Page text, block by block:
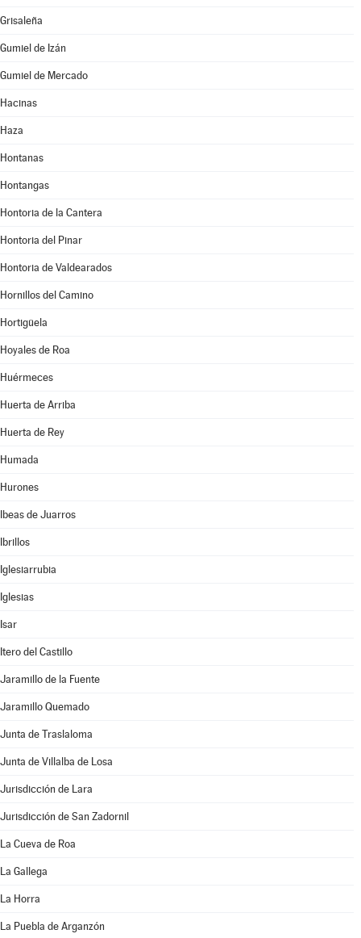
Grisaleña
Gumiel de Izán
Gumiel de Mercado
Hacinas
Haza
Hontanas
Hontangas
Hontoria de la Cantera
Hontoria del Pinar
Hontoria de Valdearados
Hornillos del Camino
Hortigüela
Hoyales de Roa
Huérmeces
Huerta de Arriba
Huerta de Rey
Humada
Hurones
Ibeas de Juarros
Ibrillos
Iglesiarrubia
Iglesias
Isar
Itero del Castillo
Jaramillo de la Fuente
Jaramillo Quemado
Junta de Traslaloma
Junta de Villalba de Losa
Jurisdicción de Lara
Jurisdicción de San Zadornil
La Cueva de Roa
La Gallega
La Horra
La Puebla de Arganzón